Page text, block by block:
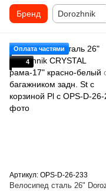
Бренд Dorozhnik
Оплата частями
4
Артикул: OPS-D-26-233
Велосипед сталь 26"